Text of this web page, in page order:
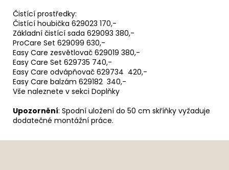
Čistící prostředky:
Čistící houbička 629023 170,-
Základní čistící sada 629093 380,-
ProCare Set 629099 630,-
Easy Care zesvětlovač 629019 380,-
Easy Care Set 629735 740,-
Easy Care odvápňovač 629734 420,-
Easy Care balzám 629182 340,-
Vše naleznete v sekci Doplňky
Upozornění: Spodní uložení do 50 cm skříňky vyžaduje
dodatečné montážní práce.